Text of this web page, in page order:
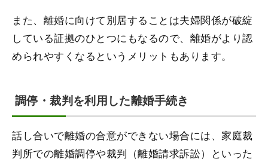
また、離婚に向けて別居することは夫婦関係が破綻
している証拠のひとつにもなるので、離婚がより認
められやすくなるというメリットもあります。
調停・裁判を利用した離婚手続き
話し合いで離婚の合意ができない場合には、家庭裁
判所での離婚調停や裁判（離婚請求訴訟）といった